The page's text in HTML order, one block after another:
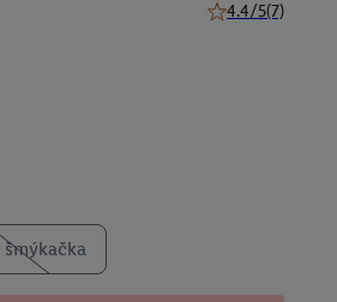
4.4/5(7)